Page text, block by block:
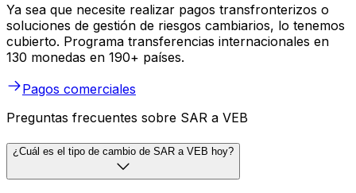
Ya sea que necesite realizar pagos transfronterizos o
soluciones de gestión de riesgos cambiarios, lo tenemos
cubierto. Programa transferencias internacionales en
130 monedas en 190+ países.
Pagos comerciales
Preguntas frecuentes sobre SAR a VEB
¿Cuál es el tipo de cambio de SAR a VEB hoy?